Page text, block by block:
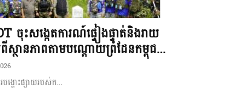
ចុះសង្កេតការណ៍ផ្ទៀងផ្ទាត់និងរាយ
ថានភាពតាមបណ្តោយព្រំដែនកម្ពុជ...
ង្ហោះផ្សាយរបស់ក...